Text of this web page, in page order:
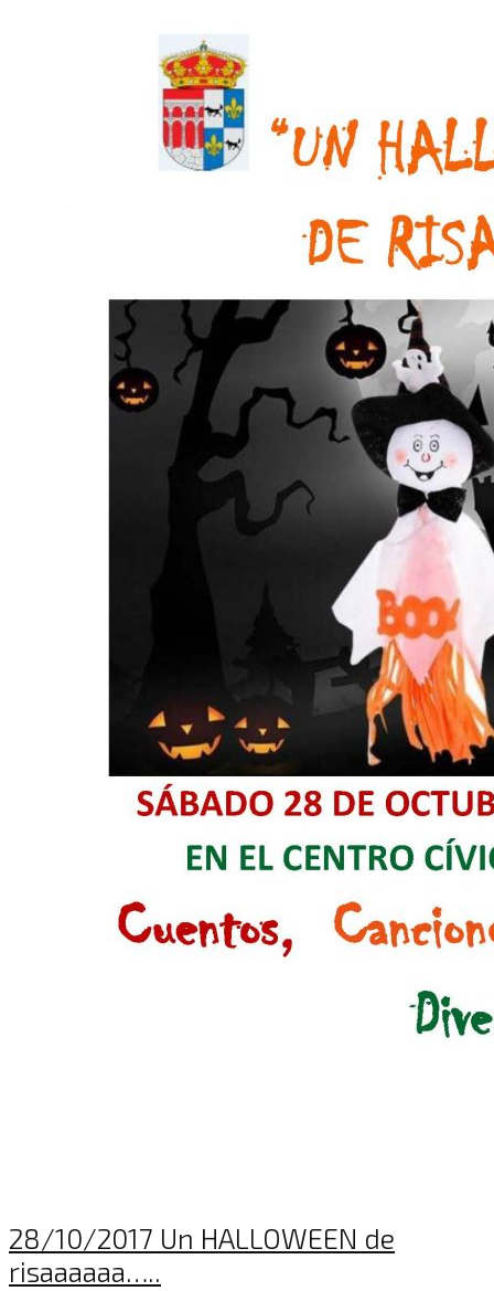
28/10/2017 Un HALLOWEEN de
risaaaaaa…..